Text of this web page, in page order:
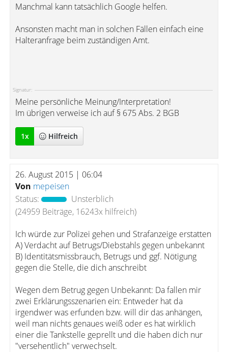
Manchmal kann tatsächlich Google helfen.
Ansonsten macht man in solchen Fällen einfach eine
Halteranfrage beim zuständigen Amt.
Signatur:
Meine persönliche Meinung/Interpretation!
Im übrigen verweise ich auf § 675 Abs. 2 BGB
1x Hilfreich
26. August 2015 | 06:04
Von mepeisen
Status:
Unsterblich
(24959 Beiträge, 16243x hilfreich)
Ich würde zur Polizei gehen und Strafanzeige erstatten
A) Verdacht auf Betrugs/Diebstahls gegen unbekannt
B) Identitätsmissbrauch, Betrugs und ggf. Nötigung
gegen die Stelle, die dich anschreibt
Wegen dem Betrug gegen Unbekannt: Da fallen mir
zwei Erklärungsszenarien ein: Entweder hat da
irgendwer was erfunden bzw. will dir das anhängen,
weil man nichts genaues weiß oder es hat wirklich
einer die Tankstelle geprellt und die haben dich nur
"versehentlich" verwechselt.